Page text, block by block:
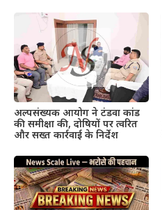
अल्पसंख्यक आयोग ने टंडवा कांड
की समीक्षा की, दोषियों पर त्वरित
और सख्त कार्रवाई के निर्देश